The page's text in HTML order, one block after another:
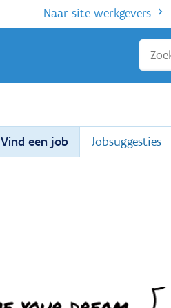
Naar site werkgevers
Sluiten
Vind een job Jobsuggesties